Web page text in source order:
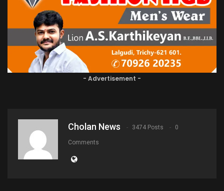
- Advertisement -
Cholan News 3474 Posts 0
Comments